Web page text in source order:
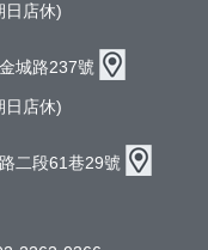
日店休)
城路237號
日店休)
二段61巷29號